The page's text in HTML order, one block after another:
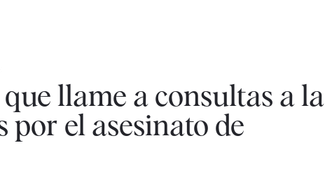
llame a consultas a la
el asesinato de